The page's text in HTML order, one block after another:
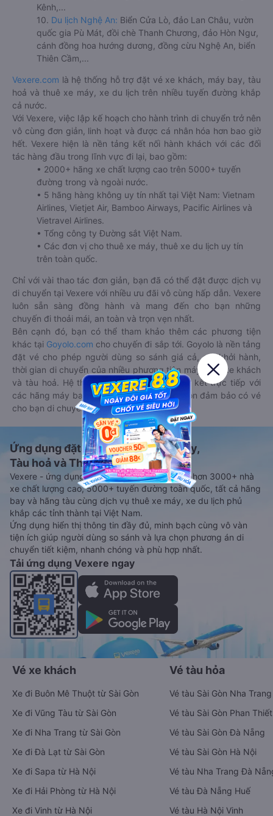
Kênh,...
10. Du lịch Nghệ An: Biển Cửa Lò, đảo Lan Châu, vườn
quốc gia Pù Mát, đồi chè Thanh Chương, đảo Hòn Ngư,
cánh đồng hoa hướng dương, đồng cừu Nghệ An, biển
Thiên Cầm,...
Vexere.com là hệ thống hỗ trợ đặt vé xe khách, máy bay, tàu
hoả và thuê xe máy, xe du lịch trên nhiều tuyến đường khắp
cả nước.
Với Vexere, việc lập kế hoạch cho hành trình di chuyển trở nên
vô cùng đơn giản, linh hoạt và được cá nhân hóa hơn bao giờ
hết. Vexere hiện là nền tảng kết nối hành khách với các đối
tác hàng đầu trong lĩnh vực đi lại, bao gồm:
• 2000+ hãng xe chất lượng cao trên 5000+ tuyến
đường trong và ngoài nước.
• 5 hãng hàng không uy tín nhất tại Việt Nam: Vietnam
Airlines, Vietjet Air, Bamboo Airways, Pacific Airlines và
Vietravel Airlines.
• Tổng công ty Đường sắt Việt Nam.
• Các đơn vị cho thuê xe máy, thuê xe du lịch uy tín
trên toàn quốc.
Chỉ với vài thao tác đơn giản, bạn đã có thể đặt được dịch vụ
di chuyển tại Vexere với nhiều ưu đãi vô cùng hấp dẫn. Vexere
luôn sẵn sàng đồng hành và mang đến cho bạn những
chuyến đi thoải mái, an toàn và trọn vẹn nhất.
Bên cạnh đó, bạn có thể tham khảo thêm các phương tiện
khác tại Goyolo.com cho chuyến đi sắp tới. Goyolo là nền tảng
đặt vé cho phép người dùng so sánh giá cả, giờ khởi hành,
thời gian di chuyển của nhiều phương tiện máy bay, xe khách
và tàu hoả. Hệ thống của Goyolo được liên kết trực tiếp với
các hãng máy bay, xe khách và tàu hoả, luôn đảm bảo có vé
cho bạn di chuyển.
Ứng dụng đặt vé Xe khách, Máy bay,
Tàu hoả và Thuê xe
Vexere - ứng dụng đặt vé đa phương tiện với hơn 3000+ nhà
xe chất lượng cao, 5000+ tuyến đường toàn quốc, tất cả hãng
bay và hãng tàu cùng dịch vụ thuê xe máy, xe du lịch phủ
khắp các tỉnh thành tại Việt Nam.
Ứng dụng hiển thị thông tin đầy đủ, minh bạch cùng vô vàn
tiện ích giúp người dùng so sánh và lựa chọn phương án di
chuyển tiết kiệm, nhanh chóng và phù hợp nhất.
Tải ứng dụng Vexere ngay
Vé xe khách
Xe đi Buôn Mê Thuột từ Sài Gòn
Xe đi Vũng Tàu từ Sài Gòn
Xe đi Nha Trang từ Sài Gòn
Xe đi Đà Lạt từ Sài Gòn
Xe đi Sapa từ Hà Nội
Xe đi Hải Phòng từ Hà Nội
Xe đi Vinh từ Hà Nội
Vé tàu hỏa
Vé tàu Sài Gòn Nha Trang
Vé tàu Sài Gòn Phan Thiết
Vé tàu Sài Gòn Đà Nẵng
Vé tàu Sài Gòn Hà Nội
Vé tàu Nha Trang Đà
Vé tàu Đà Nẵng Huế
Vé tàu Hà Nội Vinh